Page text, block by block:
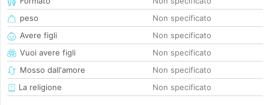
peso
Non specificato
Avere figli
Non specificato
Vuoi avere figli
Non specificato
Mosso dall'amore
Non specificato
La religione
Non specificato